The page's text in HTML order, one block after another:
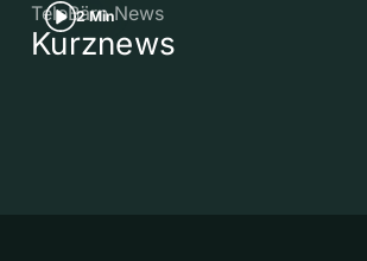
2 Min
TeleBärn News
Kurznews